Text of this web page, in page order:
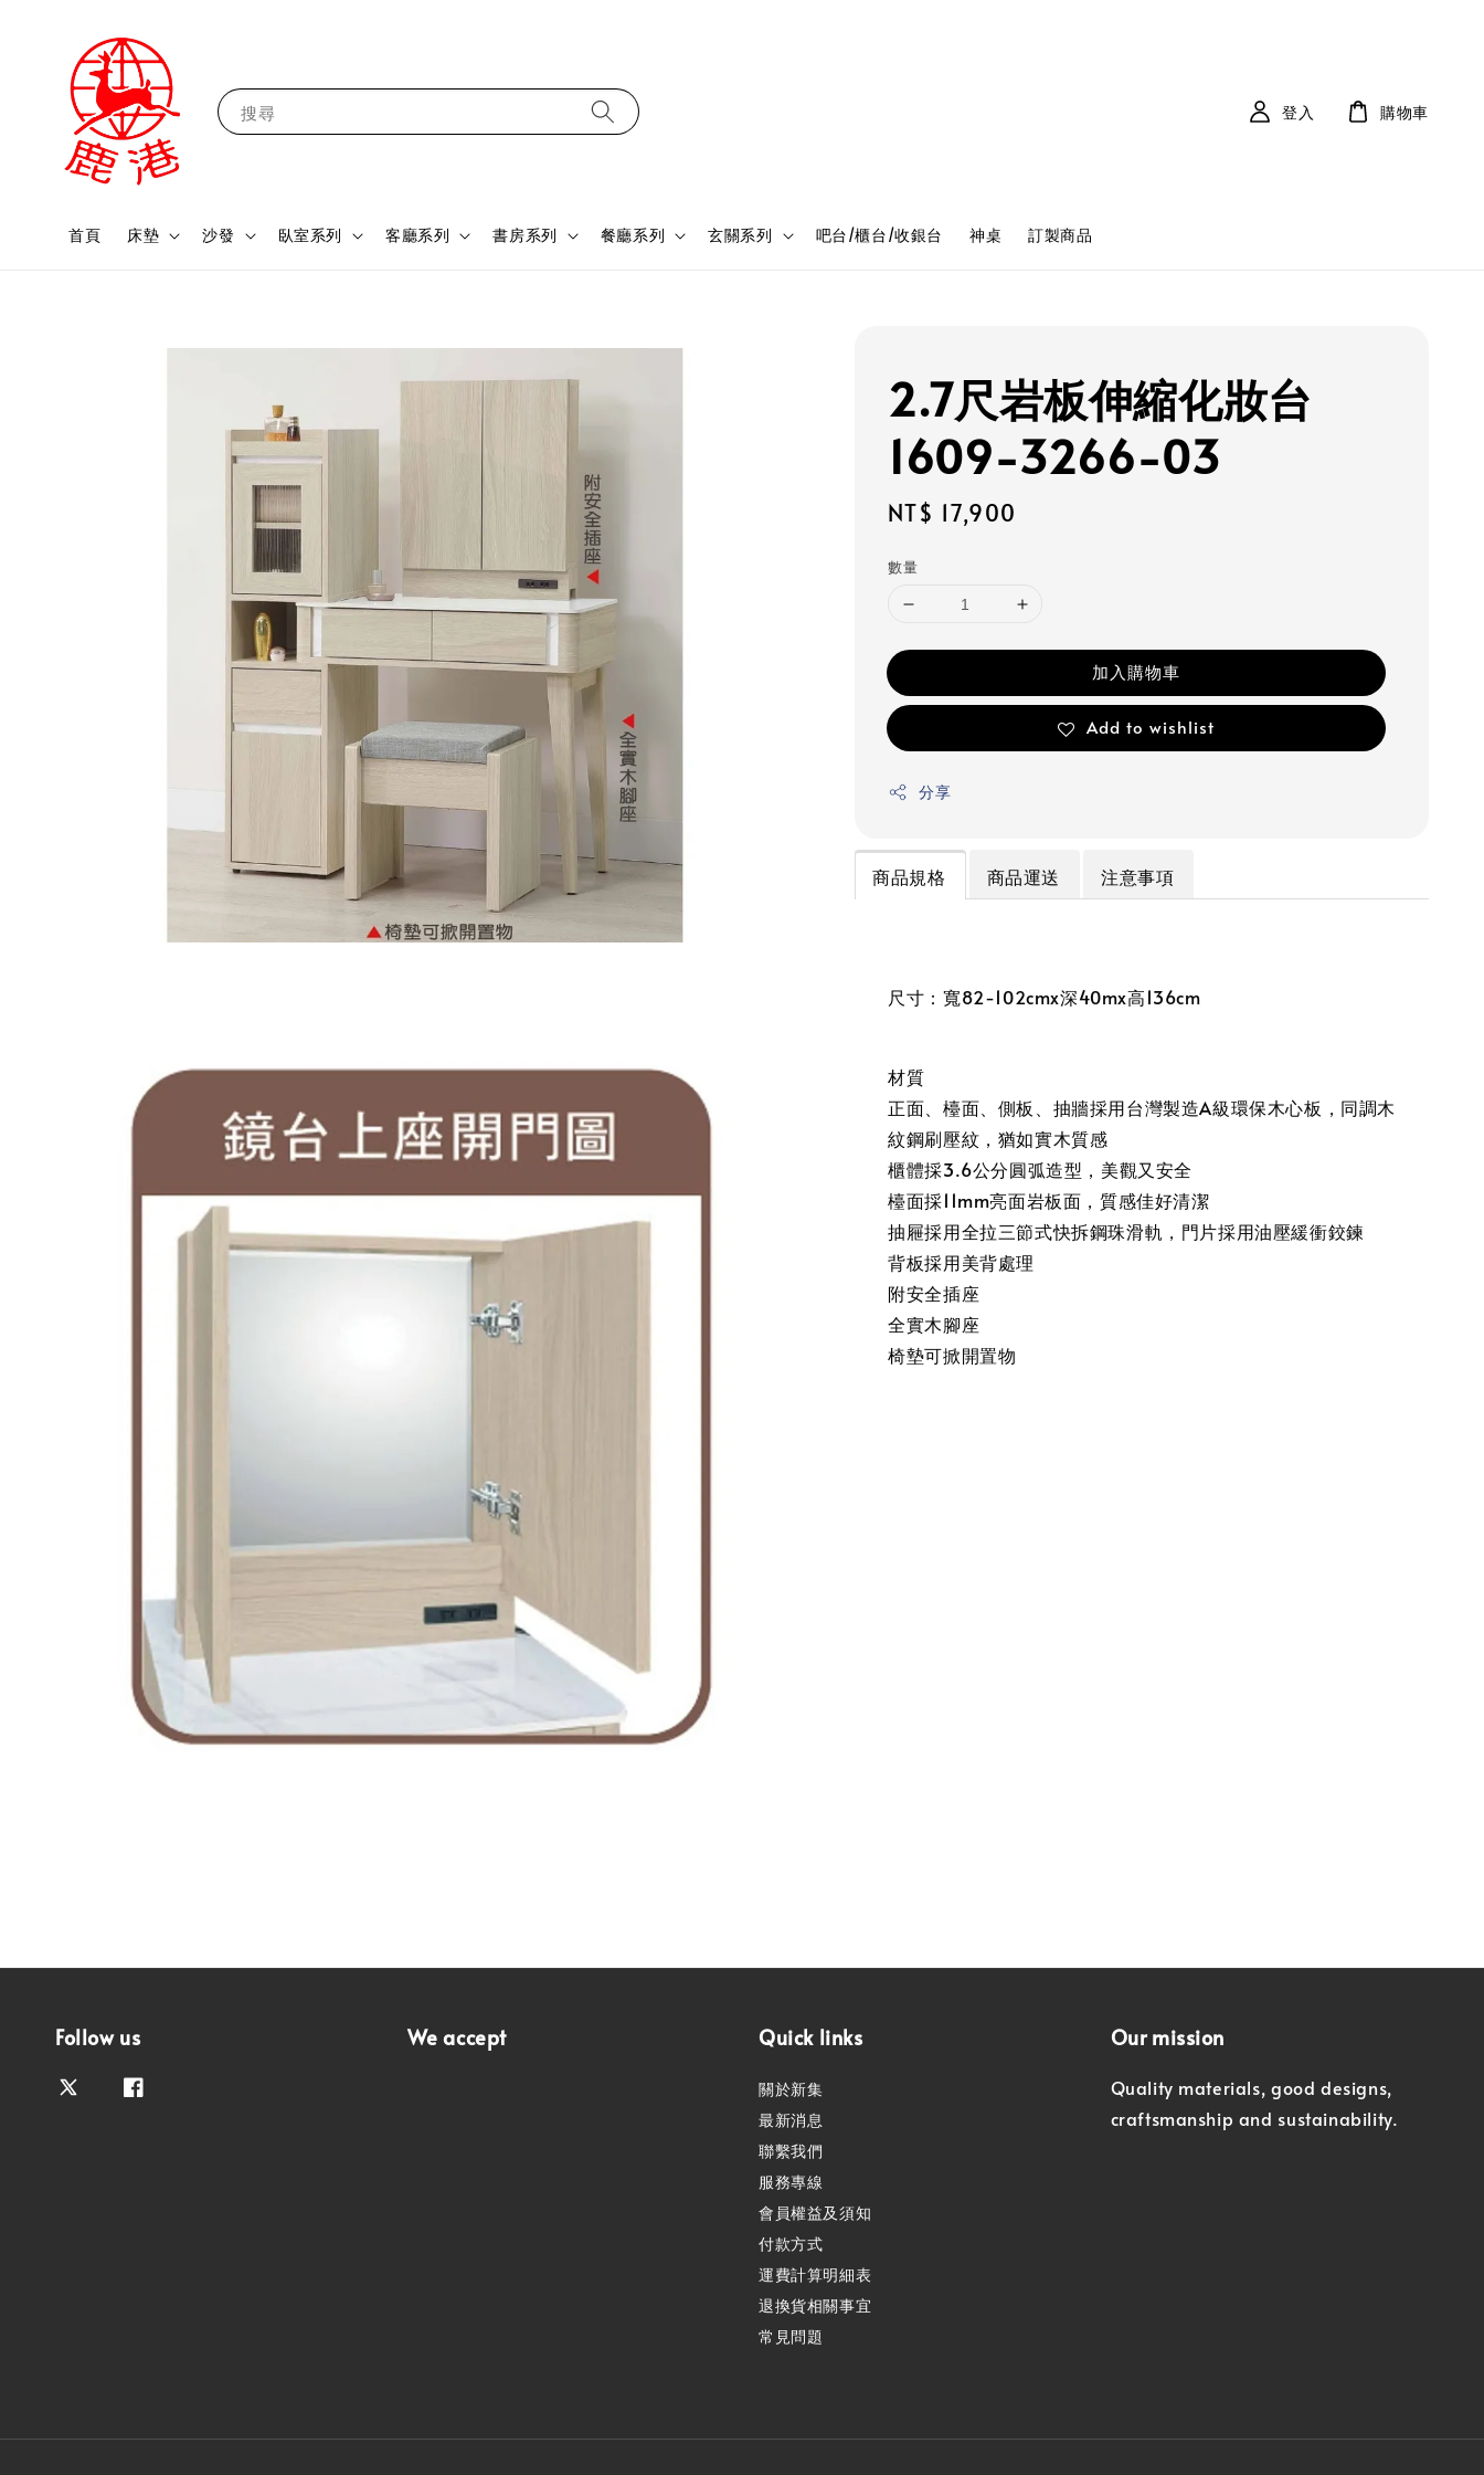
搜尋
首頁 床墊 沙發 臥室系列 客廳系列 書房系列 餐廳系列 玄關系列 吧台/櫃台/收銀台 神桌 訂製商品
登入 購物車
2.7尺岩板伸縮化妝台
1609-3266-03
Regular
NT$ 17,900
數量
加入購物車
Add to wishlist
分享
商品規格 商品運送 注意事項
尺寸：寬82-102cmx深40mx高136cm
材質
正面、檯面、側板、抽牆採用台灣製造A級環保木心板，同調木
紋鋼刷壓紋，猶如實木質感
櫃體採3.6公分圓弧造型，美觀又安全
檯面採11mm亮面岩板面，質感佳好清潔
抽屜採用全拉三節式快拆鋼珠滑軌，門片採用油壓緩衝鉸鍊
背板採用美背處理
附安全插座
全實木腳座
椅墊可掀開置物
Follow us We accept Quick links
關於新集
最新消息
聯繫我們
服務專線
會員權益及須知
付款方式
運費計算明細表
退換貨相關事宜
常見問題
Our mission
Quality materials, good designs,
craftsmanship and sustainability.